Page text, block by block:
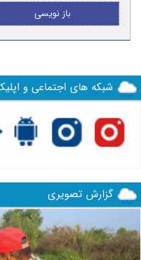
باز نویسی
شبکه های اجتماعی و
گزارش تصویری